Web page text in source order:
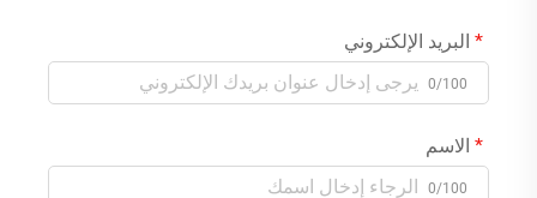
البريد الإلكتروني
0/100
الاسم
0/100